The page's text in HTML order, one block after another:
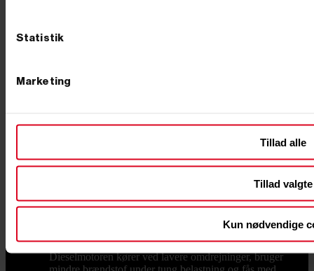
Statistik
Marketing
Tillad alle
Tillad valgte
Kun nødvendige
en generatorenhed, der leverer 230 eller 400 volt,
strømgenerator eller generatoranlæg, og på pladsen
maskinerne, før de kommer på hylden. Benzin, diesel
eller inverter: vælg type efter opgaven Det første valg
står mellem tre typer. En benzingenerator er den
Den er billigst i anskaffelse, nem at starte og findes fra
små transportable modeller til kraftige maskiner på
næsten 8.000 watt. Skal maskinen køre mange timer i
træk, er en dieselgenerator det stærkeste valg.
Dieselmotoren kører ved lavere omdrejninger, bruger